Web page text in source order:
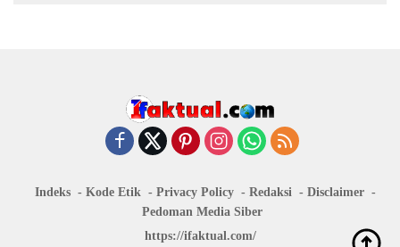
Indeks Kode Etik Privacy Policy Redaksi
Disclaimer
Pedoman Media Siber
https://ifaktual.com/